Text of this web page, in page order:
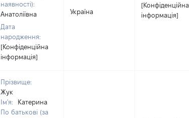
наявності):
Анатоліївна
Дата
народження:
[Конфіденційна
інформація]
Україна
[Конфіденційна
інформація]
Прізвище:
Жук
Ім'я:
Катерина
По батькові (за